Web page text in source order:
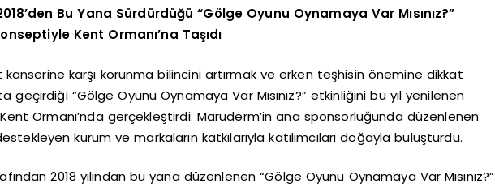
Bu Yana Sürdürdüğü “Gölge Oyunu Oynamaya Var Mısınız?”
Kent Ormanı’na Taşıdı
kanserine karşı korunma bilincini artırmak ve erken teşhisin önemine dikkat
geçirdiği “Gölge Oyunu Oynamaya Var Mısınız?” etkinliğini bu yıl yenilenen
Ormanı’nda gerçekleştirdi. Maruderm’in ana sponsorluğunda düzenlenen
kurum ve markaların katkılarıyla katılımcıları doğayla buluşturdu.
2018 yılından bu yana düzenlenen “Gölge Oyunu Oynamaya Var Mısınız?”